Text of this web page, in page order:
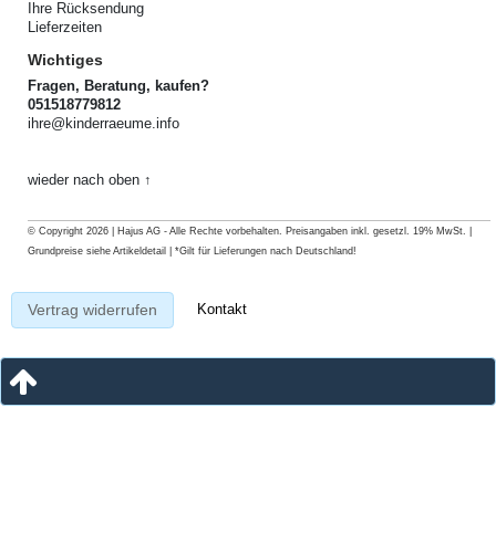
Ihre Rücksendung
Lieferzeiten
Wichtiges
Fragen, Beratung, kaufen?
051518779812
ihre@kinderraeume.info
wieder nach oben ↑
© Copyright 2026 | Hajus AG - Alle Rechte vorbehalten. Preisangaben inkl. gesetzl. 19% MwSt. |
Grundpreise siehe Artikeldetail | *Gilt für Lieferungen nach Deutschland!
Vertrag widerrufen Kontakt